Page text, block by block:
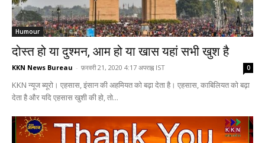
Humour
दोस्त हो या दुश्मन, आम हो या खास यहां सभी खुश है
KKN News Bureau - फ़रवरी 21, 2020 4:17 अपराह्न IST 0
KKN न्‍यूज ब्यूरो। एहसास, इंसान की अहमियत को बढ़ा देता है। एहसास, काबिलियत को बढ़ा
देता है और यदि एहसास खुशी की हो, तो...